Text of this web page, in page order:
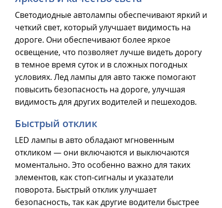
Светодиодные автолампы обеспечивают яркий и
четкий свет, который улучшает видимость на
дороге. Они обеспечивают более яркое
освещение, что позволяет лучше видеть дорогу
в темное время суток и в сложных погодных
условиях. Лед лампы для авто также помогают
повысить безопасность на дороге, улучшая
видимость для других водителей и пешеходов.
Быстрый отклик
LED лампы в авто обладают мгновенным
откликом — они включаются и выключаются
моментально. Это особенно важно для таких
элементов, как стоп-сигналы и указатели
поворота. Быстрый отклик улучшает
безопасность, так как другие водители быстрее